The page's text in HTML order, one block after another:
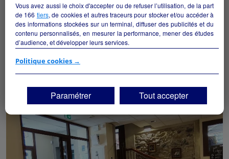
Épicerie - Bar -Restaurant
Vous avez aussi le choix d'accepter ou de refuser l’utilisation, de la part
de 166 tiers, de cookies et autres traceurs pour stocker et/ou accéder à
des informations stockées sur un terminal, diffuser des publicités et du
contenu personnalisés, en mesurer la performance, mener des études
d’audience, et développer leurs services.
Si vous continuez sans accepter, les fonctionnalités liées à la
vos centres d'intérêt. Seuls lescookies/traceurs techniquesseront
déposés et lus sur votre terminal.
Vous pouvez exprimer vos choix en cliquant sur "Tout accepter",
"Continuer sans accepter" ou "Paramétrer", et les modifier à tout
moment en cliquant sur le lien "Paramétrez vos choix" situé en bas de
page.
Politique cookies →
Paramétrer Tout accepter